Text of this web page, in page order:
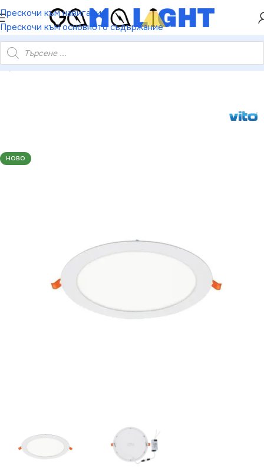
Прескочи към навигация
Прескочи към основното съдържание
НАМАЛЕНИЕ ОТ 5%
Панел За Вграждане LENA-RX 12W 1200Lm 6000K Бяло
НОВО